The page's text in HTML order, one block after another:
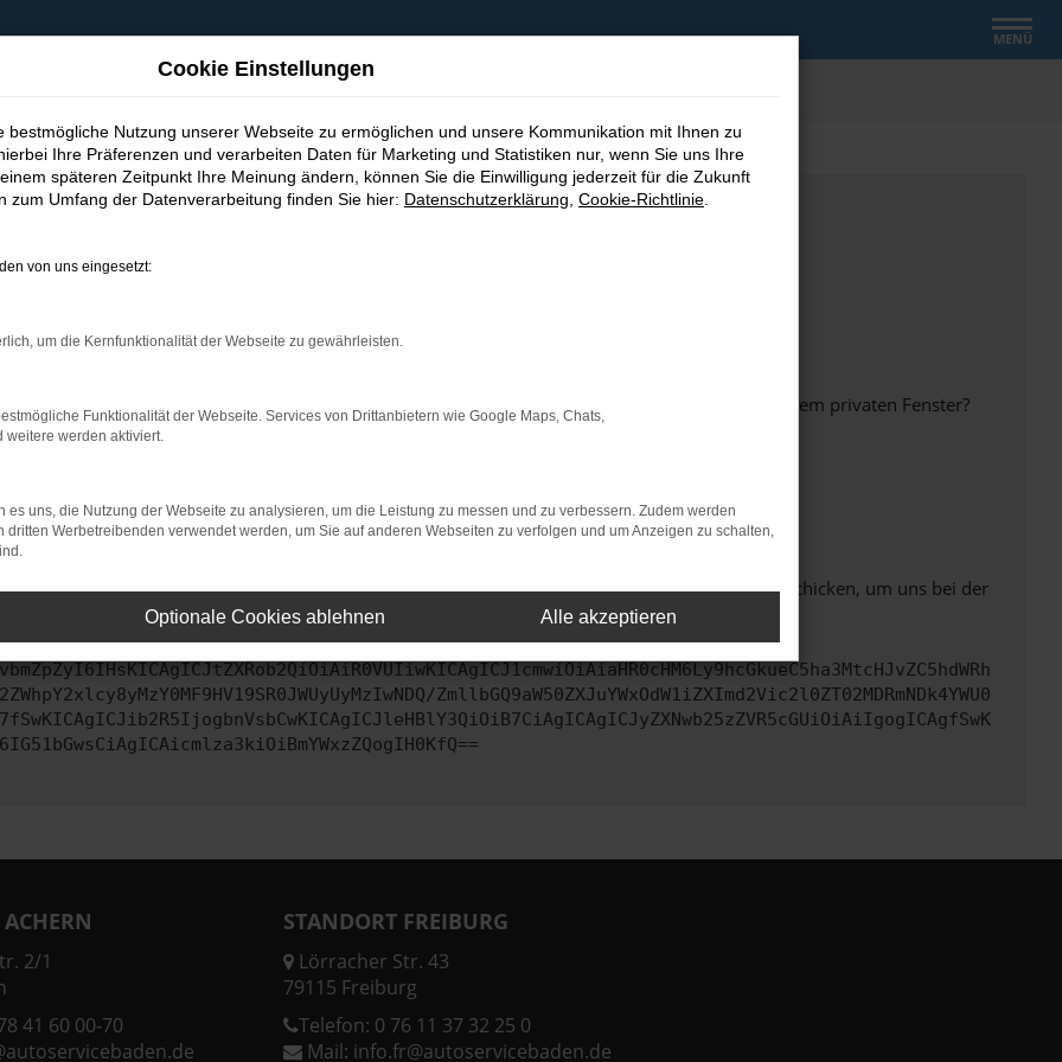
MENÜ
bestimmter Seiten verhindern. Funktioniert die Seite in einem anderen Browser oder in einem privaten Fenster?
beheben.
auf dem neuesten Stand sind.
kann auch dazu führen, dass bestimmte Funktionen nicht mehr unterstützt werden.
uns bitte. Wir werden versuchen, das Problem zu beheben. Du kannst uns diesen Text schicken, um uns bei der
ZmllbGQ9aW50ZXJuYWxOdW1iZXImd2Vic2l0ZT02MDRmNDk4YWU0
2/1
41 60 00-70
STANDORT FREIBURG
Lörracher Str. 43
79115 Freiburg
Telefon: 0 76 11 37 32 25 0
Mail: info.fr@autoservicebaden.de
Cookie Einstellungen
bestmögliche Nutzung unserer Webseite zu ermöglichen und unsere Kommunikation mit Ihnen zu
Ihre Präferenzen und verarbeiten Daten für Marketing und Statistiken nur, wenn Sie uns Ihre
späteren Zeitpunkt Ihre Meinung ändern, können Sie die Einwilligung jederzeit für die Zukunft
zum Umfang der Datenverarbeitung finden Sie hier: Datenschutzerklärung Cookie-Richtlinie
von uns eingesetzt:
um die Kernfunktionalität der Webseite zu gewährleisten.
Funktionalität der Webseite. Services von Drittanbietern wie Google Maps, Chats,
weitere werden aktiviert.
es uns, die Nutzung der Webseite zu analysieren, um die Leistung zu messen und zu verbessern. Zudem werden
dritten Werbetreibenden verwendet werden, um Sie auf anderen Webseiten zu verfolgen und um Anzeigen zu schalten,
Optionale Cookies ablehnen Alle akzeptieren